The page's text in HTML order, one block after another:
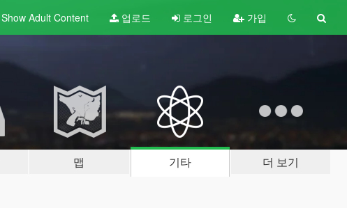
Show Adult Content 업로드 로그인 가입
맵 기타 더 보기